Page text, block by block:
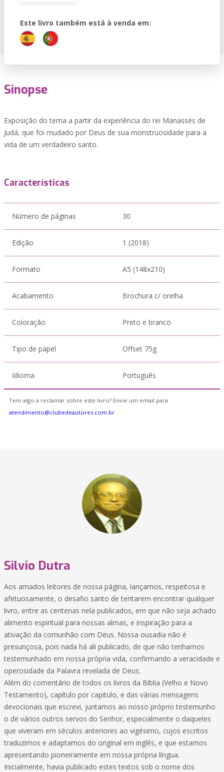
Este livro também está à venda em:
Sinopse
Exposição do tema a partir da experiência do rei Manassés de
Judá, que foi mudado por Deus de sua monstruosidade para a
vida de um verdadeiro santo.
Características
Número de páginas 30
Edição 1 (2018)
Formato A5 (148x210)
Acabamento Brochura c/ orelha
Coloração Preto e branco
Tipo de papel Offset 75g
Idioma Português
Tem algo a reclamar sobre este livro? Envie um email para
atendimento@clubedeautores.com.br
Silvio Dutra
Aos amados leitores de nossa página, lançamos, respeitosa e
afetuosamente, o desafio santo de tentarem encontrar qualquer
livro, entre as centenas nela publicados, em que não seja achado
alimento espiritual para nossas almas, e inspiração para a
ativação da comunhão com Deus. Nossa ousadia não é
presunçosa, pois nada há ali publicado, de que não tenhamos
testemunhado em nossa própria vida, confirmando a veracidade e
operosidade da Palavra revelada de Deus.
Além do comentário de todos os livros da Bíblia (Velho e Novo
Testamento), capítulo por capitulo, e das várias mensagens
devocionais que escrevi, juntamos ao nosso próprio testemunho
o de vários outros servos do Senhor, especialmente o daqueles
que viveram em séculos anteriores ao vigésimo, cujos escritos
traduzimos e adaptamos do original em inglês, e que estamos
apresentando pioneiramente em nossa própria língua.
Inicialmente, havia publicado estes textos sob o nome dos